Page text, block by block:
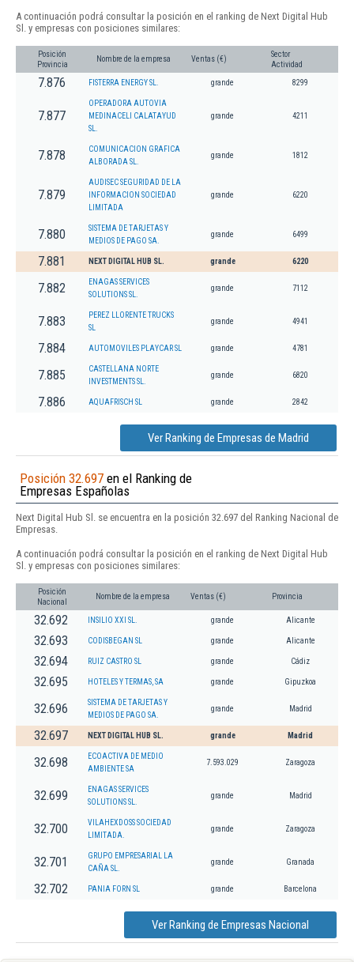
A continuación podrá consultar la posición en el ranking de Next Digital Hub
Sl. y empresas con posiciones similares:
Posición
Provincia
Nombre de la empresa Ventas (€)
Sector
Actividad
7.876 FISTERRA ENERGY SL. grande 8299
7.877
OPERADORA AUTOVIA
MEDINACELI CALATAYUD
SL.
grande 4211
7.878
COMUNICACION GRAFICA
ALBORADA SL.
grande 1812
7.879
AUDISEC SEGURIDAD DE LA
INFORMACION SOCIEDAD
LIMITADA
grande 6220
7.880
SISTEMA DE TARJETAS Y
MEDIOS DE PAGO SA.
grande 6499
7.881 NEXT DIGITAL HUB SL. grande 6220
7.882
ENAGAS SERVICES
SOLUTIONS SL.
grande 7112
7.883
PEREZ LLORENTE TRUCKS
SL
grande 4941
7.884 AUTOMOVILES PLAYCAR SL grande 4781
7.885
CASTELLANA NORTE
INVESTMENTS SL.
grande 6820
7.886 AQUAFRISCH SL grande 2842
Ver Ranking de Empresas de Madrid
Posición 32.697 en el Ranking de
Empresas Españolas
Next Digital Hub Sl. se encuentra en la posición 32.697 del Ranking Nacional de
Empresas.
A continuación podrá consultar la posición en el ranking de Next Digital Hub
Sl. y empresas con posiciones similares:
Posición
Nacional
Nombre de la empresa Ventas (€) Provincia
32.692 INSILIO XXI SL. grande Alicante
32.693 CODISBEGAN SL grande Alicante
32.694 RUIZ CASTRO SL grande Cádiz
32.695 HOTELES Y TERMAS, SA grande Gipuzkoa
32.696
SISTEMA DE TARJETAS Y
MEDIOS DE PAGO SA.
grande Madrid
32.697 NEXT DIGITAL HUB SL. grande Madrid
32.698
ECOACTIVA DE MEDIO
AMBIENTE SA
7.593.029 Zaragoza
32.699
ENAGAS SERVICES
SOLUTIONS SL.
grande Madrid
32.700
VILAHEXDOSS SOCIEDAD
LIMITADA.
grande Zaragoza
32.701
GRUPO EMPRESARIAL LA
CAÑA SL.
grande Granada
32.702 PANIA FORN SL grande Barcelona
Ver Ranking de Empresas Nacional